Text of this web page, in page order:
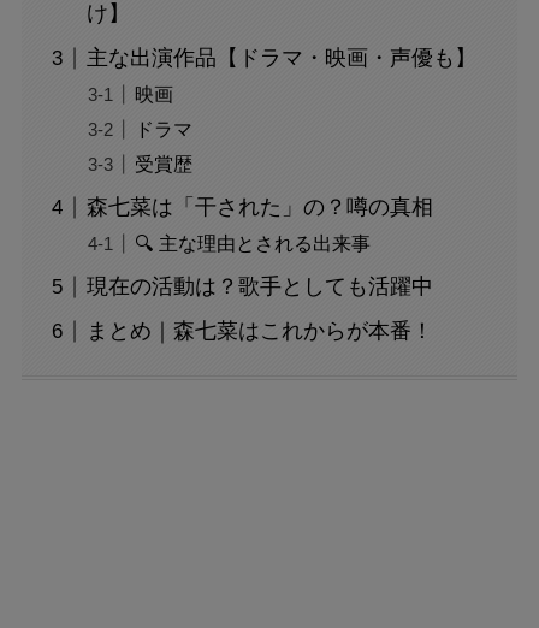
け】
主な出演作品【ドラマ・映画・声優も】
映画
ドラマ
受賞歴
森七菜は「干された」の？噂の真相
🔍 主な理由とされる出来事
現在の活動は？歌手としても活躍中
まとめ｜森七菜はこれからが本番！